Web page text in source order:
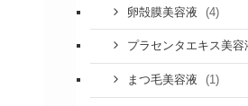
卵殻膜美容液 (4)
プラセンタエキス美容
まつ毛美容液 (1)